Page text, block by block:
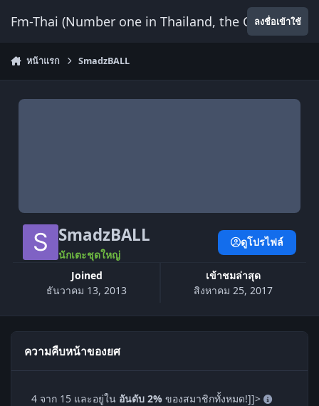
Fm-Thai (Number one in Thailand, the Onlyลงชื่อเข้าใช้
หน้าแรก SmadzBALL
SmadzBALL
นักเตะชุดใหญ่
Joined
ธันวาคม 13, 2013
เข้าชมล่าสุด
สิงหาคม 25, 2017
ดูโปรไฟล์
ความคืบหน้าของยศ
4 จาก 15 และอยู่ใน อันดับ 2% ของสมาชิกทั้งหมด!]]>